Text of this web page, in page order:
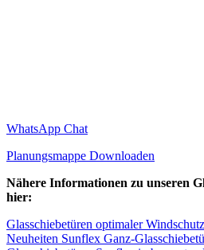
WhatsApp Chat
Planungsmappe Downloaden
Nähere Informationen zu unseren
hier:
Glasschiebetüren optimaler
Neuheiten Sunflex Ganz-